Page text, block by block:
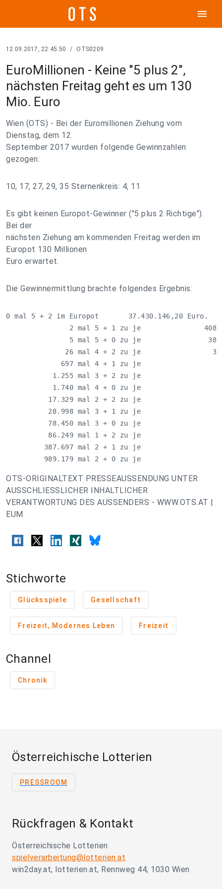
menu
12.09.2017, 22:45:50 / OTS0209
EuroMillionen - Keine "5 plus 2",
nächsten Freitag geht es um 130
Mio. Euro
Wien (OTS) - Bei der Euromillionen Ziehung vom
Dienstag, dem 12.
September 2017 wurden folgende Gewinnzahlen
gezogen:
10, 17, 27, 29, 35 Sternenkreis: 4, 11
Es gibt keinen Europot-Gewinner ("5 plus 2 Richtige").
Bei der
nächsten Ziehung am kommenden Freitag werden im
Europot 130 Millionen
Euro erwartet.
Die Gewinnermittlung brachte folgendes Ergebnis:
0 mal 5 + 2 im Europot       37.430.146,20 Euro.
2 mal 5 + 1 zu je
5 mal 5 + 0 zu je
26 mal 4 + 2 zu je
697 mal 4 + 1 zu je
1.255 mal 3 + 2 zu je
1.740 mal 4 + 0 zu je
17.329 mal 2 + 2 zu je
28.998 mal 3 + 1 zu je
78.450 mal 3 + 0 zu je
86.249 mal 1 + 2 zu je
387.697 mal 2 + 1 zu je
989.179 mal 2 + 0 zu je
OTS-ORIGINALTEXT PRESSEAUSSENDUNG UNTER
AUSSCHLIESSLICHER INHALTLICHER
VERANTWORTUNG DES AUSSENDERS - WWW.OTS.AT |
EUM
Stichworte
Glücksspiele Gesellschaft
Freizeit, Modernes Leben Freizeit
Channel
Chronik
Österreichische Lotterien
PRESSROOM
Rückfragen & Kontakt
Österreichische Lotterien
spielverarbeitung@lotterien.at
win2day.at, lotterien.at, Rennweg 44, 1030 Wien